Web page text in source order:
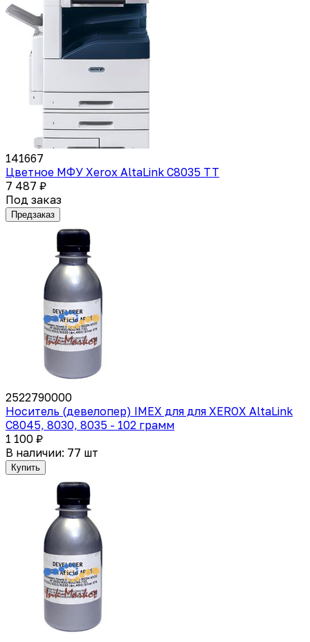
141667
Цветное МФУ Xerox AltaLink C8035 TT
7 487 ₽
Под заказ
Предзаказ
2522790000
Носитель (девелопер) IMEX для для XEROX AltaLink
C8045, 8030, 8035 - 102 грамм
1 100 ₽
В наличии: 77 шт
Купить